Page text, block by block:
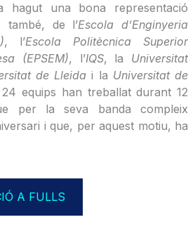
una bona representació
també, de l’Escola d’Enginyeria
, l’Escola Politècnica Superior
(EPSEM), l’IQS, la Universitat
de Lleida i la Universitat de
equips han treballat durant 12
per la seva banda compleix
i que, per aquest motiu, ha
A FULLS